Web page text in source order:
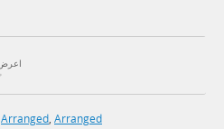
Arranged, Arranged